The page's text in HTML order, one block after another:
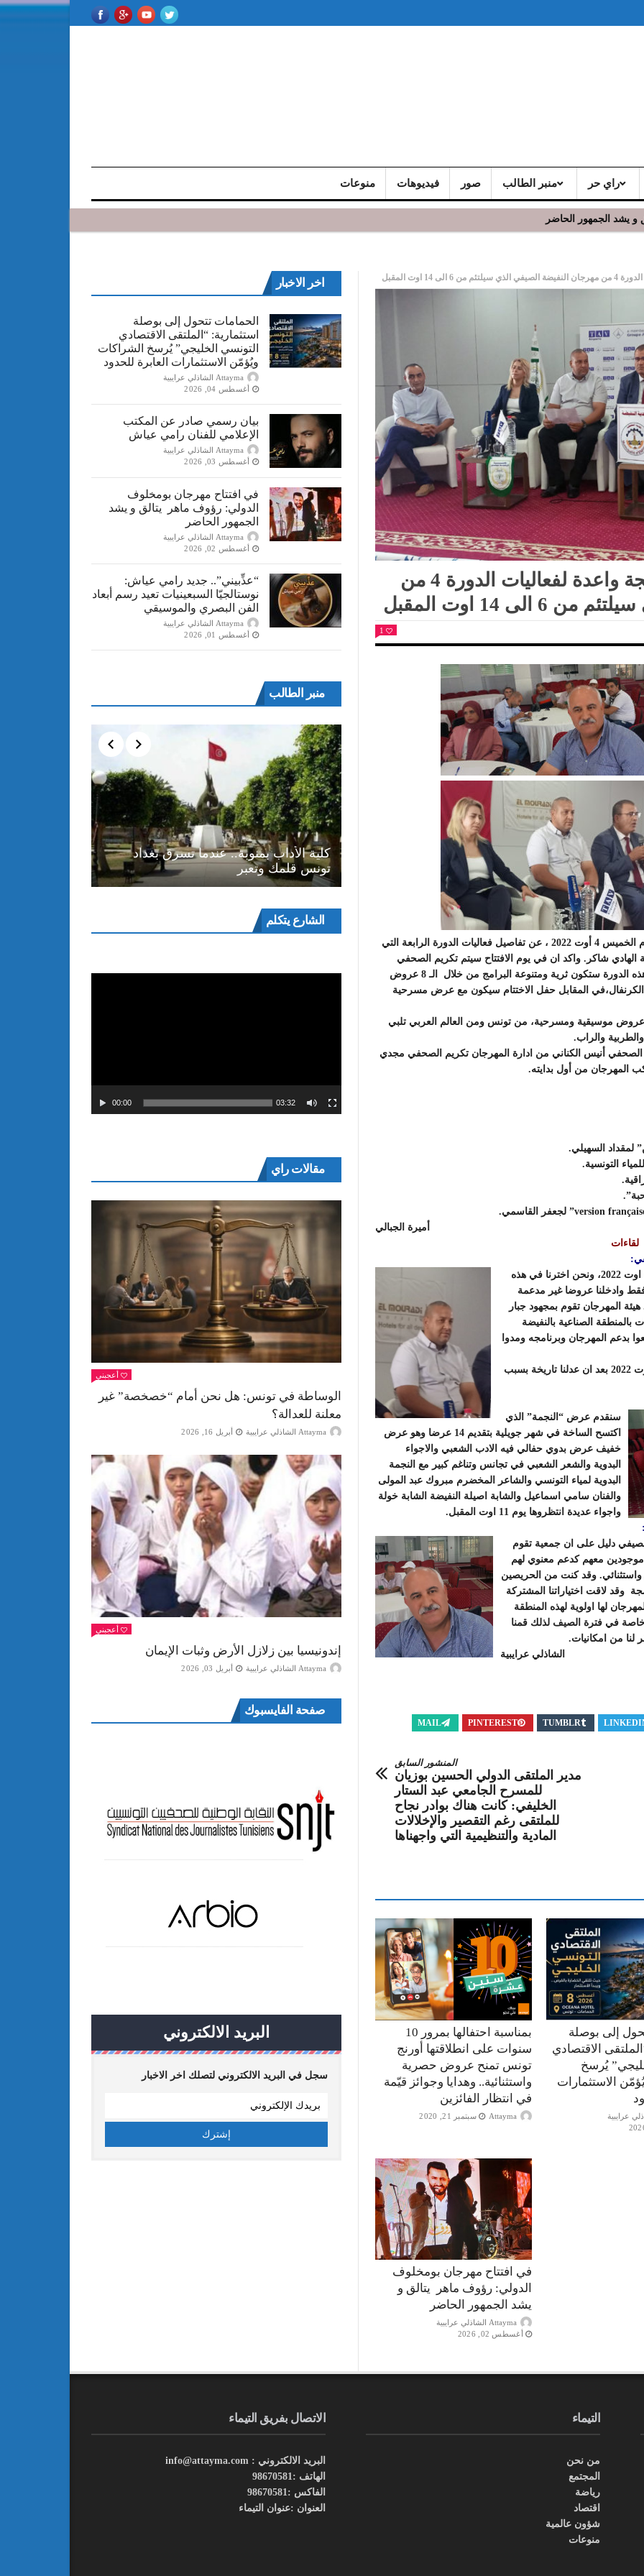
راي حر منبر الطالب صور فيديوهات منوعات
يشد الجمهور الحاضر
اوت المقبل
في ندوة صحفية بسوسة: برمجة واعدة لفعاليات الدورة 4 من
14 اوت المقبل
1
أعلن مدير مهرجان النفيضة الصيفي، رضا السعيدي ، اليوم الخميس 4 أوت 2022 ، عن تفاصيل فعاليات الدورة الرابعة التي
المدرسة الابتدائية الهادي شاكر. واكد ان في يوم الافتتاح سيتم تكريم الصحفي
مجدي وأرملة معتمد النفيضة بحضور والي سوسة. و أن هذه الدورة ستكون ثرية ومتنوعة البرامج من خلال الـ 8 عروض
المقابل حفل الاختتام سيكون مع عرض مسرحية
موسيقية ومسرحية، من تونس ومن العالم العربي تلبي
والراب.
أنيس الكناني من ادارة المهرجان تكريم الصحفي مجدي
المهرجان من أول بدايته.
أميرة الجبالي
لقاءات
المهرجان تنطلق فعالياته يوم 6 اوت وتتواصل الى يوم 14 اوت 2022، ونحن اخترنا في هذه
وادخلنا عروضا غير مدعمة
المهرجان تقوم بمجهود جبار
الصناعية بالنفيضة
بدعم المهرجان وبرنامجه ومدوا
سيكون الافتتاح تحت اشراف السيد والي سوسة يوم 6 اوت 2022 بعد ان عدلنا تاريخة بسبب
سنقدم عرض “النجمة” الذي
اكتسح الساخة في شهر جويلية بتقديم 14 عرضا وهو عرض
خفيف عرض بدوي حفالي فيه الادب الشعبي والاجواء
البدوية والشعر الشعبي في تجانس وتناغم كبير مع النجمة
البدوية لمياء التونسي والشاعر المخضرم مبروك عبد المولى
والفنان سامي اسماعيل والشابة اصيلة النفيضة الشابة خولة
واجواء عديدة انتظروها يوم 11 اوت المقبل.
دليل على ان جمعية تقوم
معهم كدعم معنوي لهم
وقد كنت من الحريصين
وقد لاقت اختياراتنا المشتركة
لها اولوية لهذه المنطقة
خاصة في فترة الصيف لذلك قمنا
من امكانيات.
الشاذلي عرايبية
TUMBLR
PINTEREST
MAIL
المنشور السابق
مدير الملتقى الدولي الحسين بوزيان
للمسرح الجامعي عبد الستار
الخليفي: كانت هناك بوادر نجاح
للملتقى رغم التقصير والإخلالات
المادية والتنظيمية التي واجهناها
بمناسبة احتفالها بمرور 10
سنوات على انطلاقتها أورنج
تونس تمنح عروض حصرية
واستثنائية.. وهدايا وجوائز قيّمة
في انتظار الفائزين
Attayma سبتمبر 21, 2020
إلى بوصلة
الاقتصادي
يُرسخ
الاستثمارات
في افتتاح مهرجان بومخلوف
الدولي: رؤوف ماهر يتالق و
يشد الجمهور الحاضر
Attayma الشاذلي عرايبية
أغسطس 02, 2026
اخر الاخبار
الحمامات تتحول إلى بوصلة
استثمارية: “الملتقى الاقتصادي
التونسي الخليجي” يُرسخ الشراكات
ويُؤمّن الاستثمارات العابرة للحدود
Attayma الشاذلي عرايبية
أغسطس 04, 2026
بيان رسمي صادر عن المكتب
الإعلامي للفنان رامي عياش
Attayma الشاذلي عرايبية
أغسطس 03, 2026
في افتتاح مهرجان بومخلوف
الدولي: رؤوف ماهر يتالق و يشد
الجمهور الحاضر
Attayma الشاذلي عرايبية
أغسطس 02, 2026
“​عذِّبيني”.. جديد رامي عياش:
نوستالجيّا السبعينيات تعيد رسم أبعاد
الفن البصري والموسيقي
Attayma الشاذلي عرايبية
أغسطس 01, 2026
منبر الطالب
كلية الأداب بمنوبة.. عندما تسرق بغداد
تونس قلمك وتعبر
المسرح الجامعي يقود رواده إلى الملتقيات
الدولية…التجربة العمانية نموذجا
الشارع يتكلممشغل
الفيديو
00:00 03:32
مقالات راي
أعجبني
الوساطة في تونس: هل نحن أمام “خصخصة” غير
معلنة للعدالة؟
Attayma الشاذلي عرايبية أبريل 16, 2026
أعجبني
إندونيسيا بين زلازل الأرض وثبات الإيمان
Attayma الشاذلي عرايبية أبريل 03, 2026
صفحة الفايسبوك
البريد الالكتروني
سجل في البريد الالكتروني لتصلك اخر الاخبار
الاتصال بفريق التيماء
البريد الالكتروني : info@attayma.com
الهاتف :98670581
الفاكس :98670581
العنوان :عنوان التيماء
التيماء
من نحن
المجتمع
رياضة
اقتصاد
شؤون عالمية
منوعات